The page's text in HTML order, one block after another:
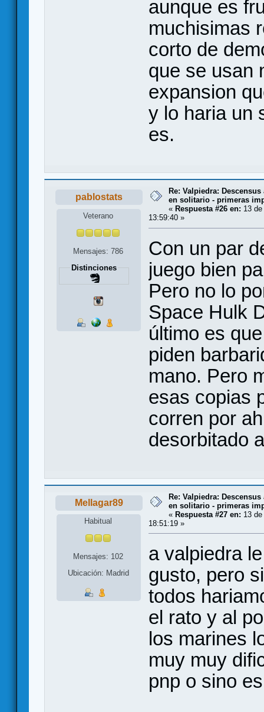
aunque es
muchisimas
corto de
que se usan
expansion
y lo haria un
es.
pablostats
Veterano
Mensajes: 786
Distinciones
Re: Valpiedra:
en solitario - primeras
« Respuesta #26 en: 13
13:59:40 »
Con un par
juego bien
Pero no lo
Space Hulk
último es
piden
mano. Pero
esas copias
corren por
desorbitado
Mellagar89
Habitual
Mensajes: 102
Ubicación: Madrid
Re: Valpiedra: Descensus
en solitario - primeras
« Respuesta #27 en: 13
18:51:19 »
a valpiedra
gusto, pero
todos
el rato y al
los marines
muy muy
pnp o sino